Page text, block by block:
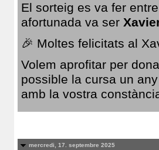
El sorteig es va fer
afortunada va ser
🎉 Moltes felicitats al
Volem aprofitar per
possible la cursa un
amb la vostra
mercredi, 17. septembre 2025